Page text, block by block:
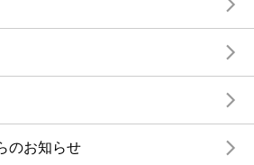
のお知らせ